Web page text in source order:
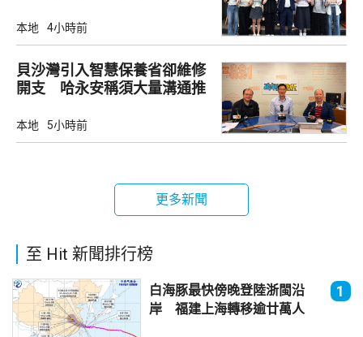
本地 4小時前
貝沙灣引入智慧保養省卻維修
開支 哈永安稱須大量溝通推
本地 5小時前
更多新聞
至 Hit 新聞排行榜
白海豚最快傍晚登陸浙閩沿
岸 福建上海轉移逾廿萬人
1